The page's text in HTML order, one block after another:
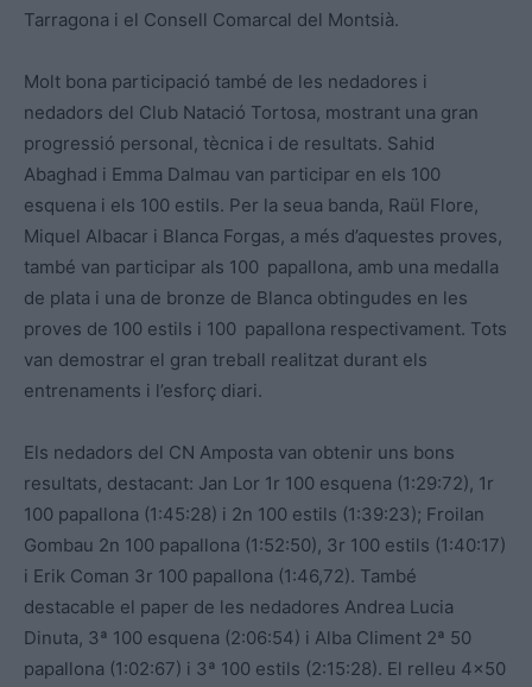
Tarragona i el Consell Comarcal del Montsià.
Molt bona participació també de les nedadores i
nedadors del Club Natació Tortosa, mostrant una gran
progressió personal, tècnica i de resultats. Sahid
Abaghad i Emma Dalmau van participar en els 100
esquena i els 100 estils. Per la seua banda, Raül Flore,
Miquel Albacar i Blanca Forgas, a més d’aquestes proves,
també van participar als 100 papallona, amb una medalla
de plata i una de bronze de Blanca obtingudes en les
proves de 100 estils i 100 papallona respectivament. Tots
van demostrar el gran treball realitzat durant els
entrenaments i l’esforç diari.
Els nedadors del CN Amposta van obtenir uns bons
resultats, destacant: Jan Lor 1r 100 esquena (1:29:72), 1r
100 papallona (1:45:28) i 2n 100 estils (1:39:23); Froilan
Gombau 2n 100 papallona (1:52:50), 3r 100 estils (1:40:17)
i Erik Coman 3r 100 papallona (1:46,72). També
destacable el paper de les nedadores Andrea Lucia
Dinuta, 3ª 100 esquena (2:06:54) i Alba Climent 2ª 50
papallona (1:02:67) i 3ª 100 estils (2:15:28). El relleu 4×50